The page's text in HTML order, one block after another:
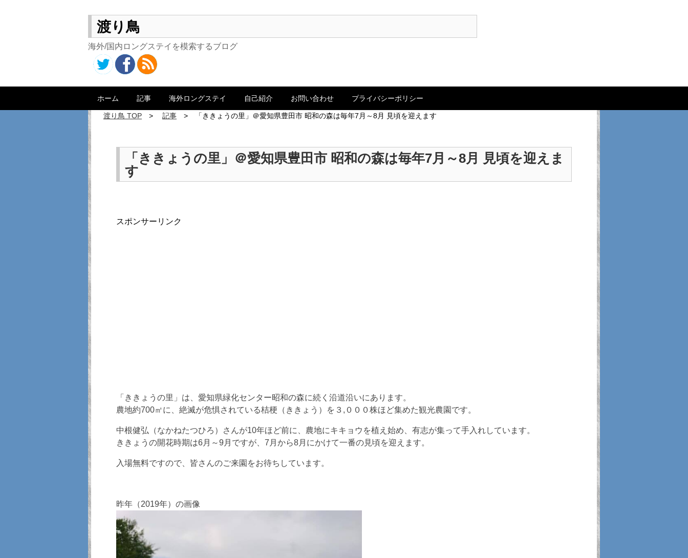
渡り鳥
海外/国内ロングステイを模索するブログ
ホーム 記事 海外ロングステイ 自己紹介 お問い合わせ プライバシーポリシー
渡り鳥 TOP 記事 「ききょうの里」＠愛知県豊田市 昭和の森は毎年7月～8月 見頃を迎えます
「ききょうの里」＠愛知県豊田市 昭和の森は毎年7月～8月 見頃を迎えま
す
スポンサーリンク
「ききょうの里」は、愛知県緑化センター昭和の森に続く沿道沿いにあります。
農地約700㎡に、絶滅が危惧されている桔梗（ききょう）を３,０００株ほど集めた観光農園です。
中根健弘（なかねたつひろ）さんが10年ほど前に、農地にキキョウを植え始め、有志が集って手入れしています。
ききょうの開花時期は6月～9月ですが、7月から8月にかけて一番の見頃を迎えます。
入場無料ですので、皆さんのご来園をお待ちしています。
昨年（2019年）の画像